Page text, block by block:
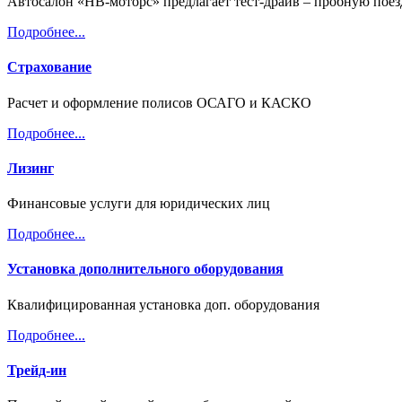
Подробнее...
Страхование
Расчет и оформление полисов ОСАГО и КАСКО
Подробнее...
Лизинг
Финансовые услуги для юридических лиц
Подробнее...
Установка дополнительного оборудования
Квалифицированная установка доп. оборудования
Подробнее...
Трейд-ин